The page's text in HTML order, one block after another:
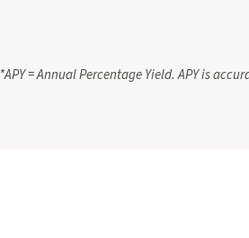
*APY = Annual Percentage Yield. APY is